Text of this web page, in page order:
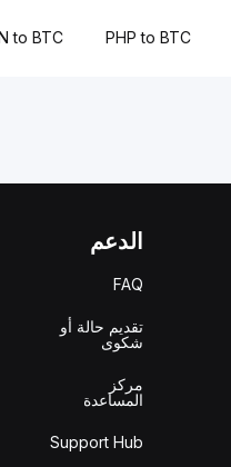
PHP to BTC
to BTC
الدعم
FAQ
تقديم حالة أو
شكوى
مركز
المساعدة
Support Hub